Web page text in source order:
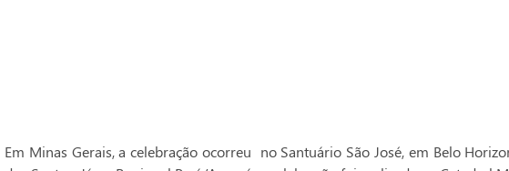
Em Minas Gerais, a celebração ocorreu no Santuário São José, em Belo